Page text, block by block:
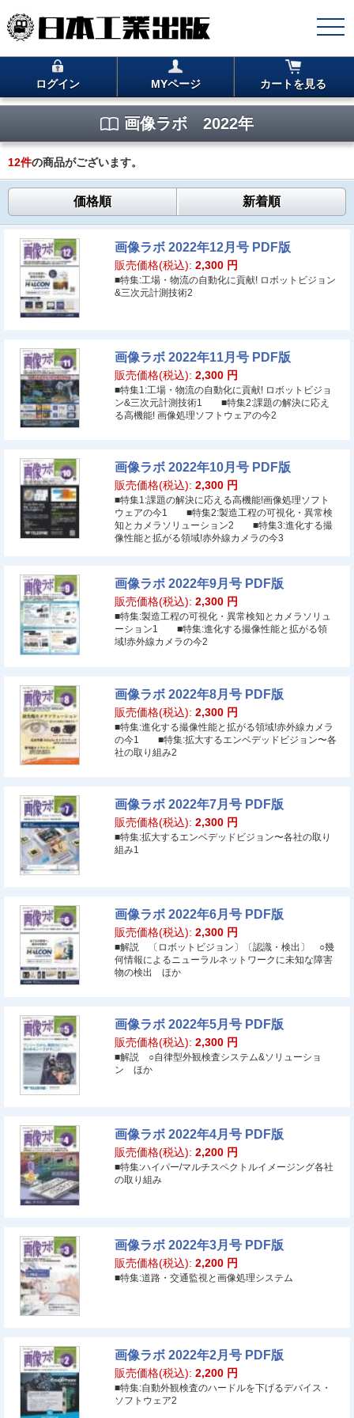
ログイン MYページ カートを見る
画像ラボ 2022年
12件の商品がございます。
価格順 新着順
画像ラボ 2022年12月号 PDF版
販売価格(税込): 2,300 円
■特集:工場・物流の自動化に貢献! ロボットビジョン
&三次元計測技術2
画像ラボ 2022年11月号 PDF版
販売価格(税込): 2,300 円
■特集1:工場・物流の自動化に貢献! ロボットビジョ
ン&三次元計測技術1 ■特集2:課題の解決に応え
る高機能! 画像処理ソフトウェアの今2
画像ラボ 2022年10月号 PDF版
販売価格(税込): 2,300 円
■特集1:課題の解決に応える高機能!画像処理ソフト
ウェアの今1 ■特集2:製造工程の可視化・異常検
知とカメラソリューション2 ■特集3:進化する撮
像性能と拡がる領域!赤外線カメラの今3
画像ラボ 2022年9月号 PDF版
販売価格(税込): 2,300 円
■特集:製造工程の可視化・異常検知とカメラソリュ
ーション1 ■特集:進化する撮像性能と拡がる領
域!赤外線カメラの今2
画像ラボ 2022年8月号 PDF版
販売価格(税込): 2,300 円
■特集:進化する撮像性能と拡がる領域!赤外線カメラ
の今1 ■特集:拡大するエンベデッドビジョン〜各
社の取り組み2
画像ラボ 2022年7月号 PDF版
販売価格(税込): 2,300 円
■特集:拡大するエンベデッドビジョン〜各社の取り
組み1
画像ラボ 2022年6月号 PDF版
販売価格(税込): 2,300 円
■解説 〔ロボットビジョン〕〔認識・検出〕 ○幾
何情報によるニューラルネットワークに未知な障害
物の検出 ほか
画像ラボ 2022年5月号 PDF版
販売価格(税込): 2,300 円
■解説 ○自律型外観検査システム&ソリューショ
ン ほか
画像ラボ 2022年4月号 PDF版
販売価格(税込): 2,200 円
■特集:ハイパー/マルチスペクトルイメージング各社
の取り組み
画像ラボ 2022年3月号 PDF版
販売価格(税込): 2,200 円
■特集:道路・交通監視と画像処理システム
画像ラボ 2022年2月号 PDF版
販売価格(税込): 2,200 円
■特集:自動外観検査のハードルを下げるデバイス・
ソフトウェア2